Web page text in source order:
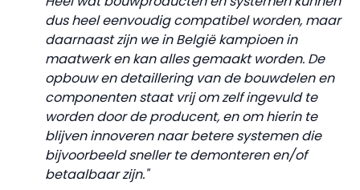
dus heel eenvoudig compatibel worden, maar
daarnaast zijn we in België kampioen in
maatwerk en kan alles gemaakt worden. De
opbouw en detaillering van de bouwdelen en
componenten staat vrij om zelf ingevuld te
worden door de producent, en om hierin te
blijven innoveren naar betere systemen die
bijvoorbeeld sneller te demonteren en/of
betaalbaar zijn."